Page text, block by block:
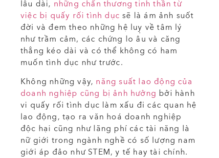
lâu dài, những chấn thương tinh thần từ
việc bị quấy rối tình dục sẽ là ám ảnh suốt
đời và đem theo những hệ luỵ về tâm lý
như trầm cảm, các chứng lo âu và căng
thẳng kéo dài và có thể không có ham
muốn tình dục như trước.
Không những vậy, năng suất lao động của
doanh nghiệp cũng bị ảnh hưởng bởi hành
vi quấy rối tình dục làm xấu đi các quan hệ
lao động, tạo ra văn hoá doanh nghiệp
độc hại cũng như lãng phí các tài năng là
nữ giới trong ngành nghề có số lượng nam
giới áp đảo như STEM, y tế hay tài chính.